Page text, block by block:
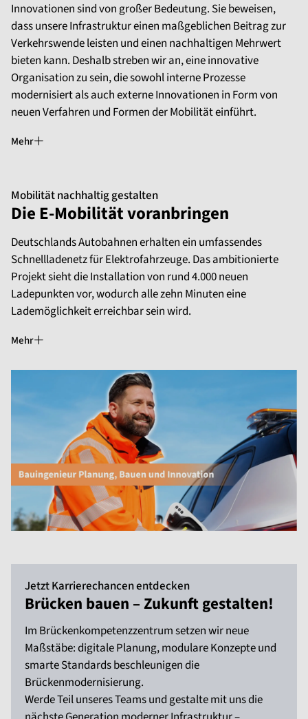
Innovationen sind von großer Bedeutung. Sie beweisen,
dass unsere Infrastruktur einen maßgeblichen Beitrag zur
Verkehrswende leisten und einen nachhaltigen Mehrwert
bieten kann. Deshalb streben wir an, eine innovative
Organisation zu sein, die sowohl interne Prozesse
modernisiert als auch externe Innovationen in Form von
neuen Verfahren und Formen der Mobilität einführt.
Mehr
Mobilität nachhaltig gestalten
Die E-Mobilität voranbringen
Deutschlands Autobahnen erhalten ein umfassendes
Schnellladenetz für Elektrofahrzeuge. Das ambitionierte
Projekt sieht die Installation von rund 4.000 neuen
Ladepunkten vor, wodurch alle zehn Minuten eine
Lademöglichkeit erreichbar sein wird.
Mehr
Jetzt Karrierechancen entdecken
Brücken bauen – Zukunft gestalten!
Im Brückenkompetenzzentrum setzen wir neue
Maßstäbe: digitale Planung, modulare Konzepte und
smarte Standards beschleunigen die
Brückenmodernisierung.
Werde Teil unseres Teams und gestalte mit uns die